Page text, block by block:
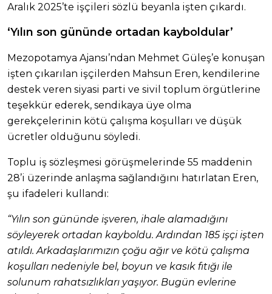
Aralık 2025’te işçileri sözlü beyanla işten çıkardı.
‘Yılın son gününde ortadan kayboldular’
Mezopotamya Ajansı’ndan Mehmet Güleş’e konuşan
işten çıkarılan işçilerden Mahsun Eren, kendilerine
destek veren siyasi parti ve sivil toplum örgütlerine
teşekkür ederek, sendikaya üye olma
gerekçelerinin kötü çalışma koşulları ve düşük
ücretler olduğunu söyledi.
Toplu iş sözleşmesi görüşmelerinde 55 maddenin
28’i üzerinde anlaşma sağlandığını hatırlatan Eren,
şu ifadeleri kullandı:
“Yılın son gününde işveren, ihale alamadığını
söyleyerek ortadan kayboldu. Ardından 185 işçi işten
atıldı. Arkadaşlarımızın çoğu ağır ve kötü çalışma
koşulları nedeniyle bel, boyun ve kasık fıtığı ile
solunum rahatsızlıkları yaşıyor. Bugün evlerine